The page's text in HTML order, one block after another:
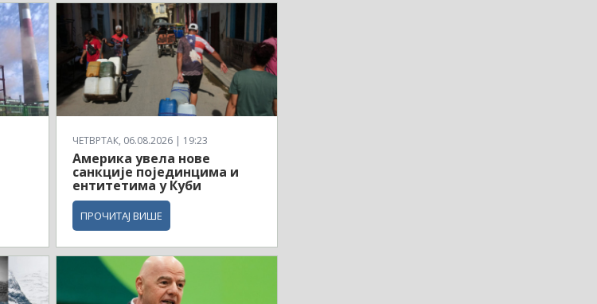
ЧЕТВРТАК, 06.08.2026 | 19:23
Америка увела нове
санкције појединцима и
ентитетима у Куби
ПРОЧИТАЈ ВИШЕ